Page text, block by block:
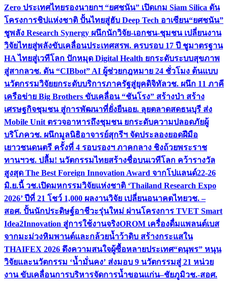
Zero ประเทศไทยรองนายกฯ “ยศชนัน” เปิดเกม Siam Silica ดัน
โครงการชิปแห่งชาติ ปั้นไทยสู่ฮับ Deep Tech อาเซียน“ยศชนัน”
ชูพลัง Research Synergy ผนึกนักวิจัย-เอกชน-ชุมชน เปลี่ยนงาน
วิจัยไทยสู่พลังขับเคลื่อนประเทศสรพ. ครบรอบ 17 ปี ชูมาตรฐาน
HA ไทยสู่เวทีโลก ปักหมุด Digital Health ยกระดับระบบสุขภาพ
สู่สากลวช. ดัน “CIBbot” AI ผู้ช่วยกฎหมาย 24 ชั่วโมง ต้นแบบ
นวัตกรรมวิจัยยกระดับบริการภาครัฐสู่ยุคดิจิทัลวช. ผนึก 11 ภาคี
เครือข่าย Big Brothers ขับเคลื่อน “ชันโรง” สร้างป่า สร้าง
เศรษฐกิจชุมชน สู่การพัฒนาที่ยั่งยืนอย. ลุยตลาดสดธนบุรี ส่ง
Mobile Unit ตรวจอาหารถึงชุมชน ยกระดับความปลอดภัยผู้
บริโภควช. ผนึกมูลนิธิอาจารย์สุกรีฯ จัดประลองยอดฝีมือ
เยาวชนดนตรี ครั้งที่ 4 รอบรองฯ ภาคกลาง ชิงถ้วยพระราช
ทานฯวช. ปลื้ม! นวัตกรรมไทยสร้างชื่อบนเวทีโลก คว้ารางวัล
สูงสุด The Best Foreign Innovation Award จากโปแลนด์22-26
มิ.ย.นี้ วช.เปิดมหกรรมวิจัยแห่งชาติ ‘Thailand Research Expo
2026’ ปีที่ 21 โชว์ 1,000 ผลงานวิจัย เปลี่ยนอนาคตไทยวช. –
สอศ. ปั้นนักประดิษฐ์อาชีวะรุ่นใหม่ ผ่านโครงการ TVET Smart
Idea2Innovation สู่การใช้งานจริงOROM เครื่องดื่มแพลนต์เบส
จากมะม่วงหิมพานต์และกล้วยน้ำว้าดิบ สร้างกระแสใน
THAIFEX 2026 ดึงความสนใจผู้ซื้อหลายประเทศ“ดนุพร” หนุน
วิจัยและนวัตกรรม ‘น้ำมั่นคง’ ส่งมอบ 9 นวัตกรรมสู่ 21 หน่วย
งาน ขับเคลื่อนการบริหารจัดการน้ำขอนแก่น–ชัยภูมิวช.-สอศ.